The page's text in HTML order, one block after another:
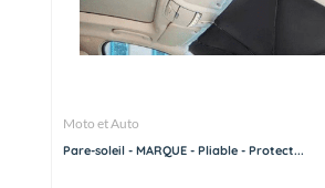
Moto et Auto
Pare-soleil - MARQUE - Pliable - Protect...